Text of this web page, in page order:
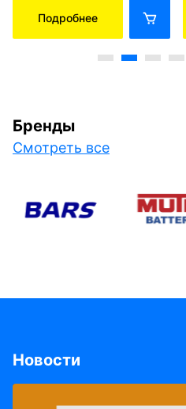
Подробнее
Бренды
Смотреть все
Новости